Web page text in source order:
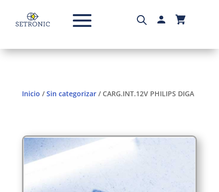
Inicio /Sin categorizar/ CARG.INT.12V PHILIPS DIGA